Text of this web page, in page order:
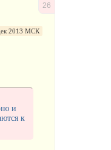
26
2013 МСК
и
к